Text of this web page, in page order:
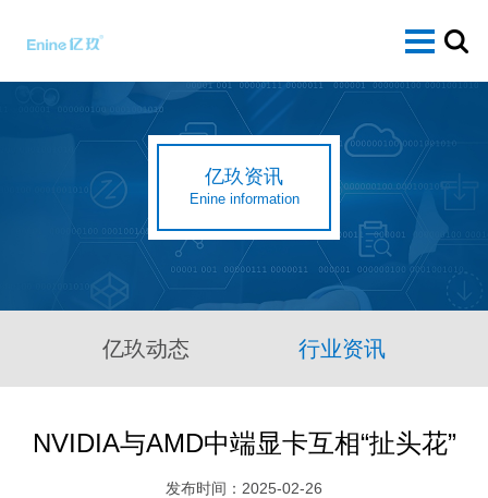
亿玖资讯
Enine information
亿玖动态 行业资讯
NVIDIA与AMD中端显卡互相“扯头花”
发布时间：2025-02-26